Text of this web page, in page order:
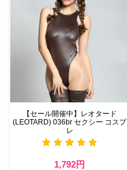
【セール開催中】レオタード
(LEOTARD) 036br セクシー コスプ
レ
1,792円